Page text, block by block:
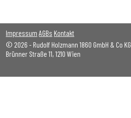
Impressum AGBs Kontakt
© 2026 - Rudolf Holzmann 1860 GmbH & Co KG
Brünner Straße 11, 1210 Wien